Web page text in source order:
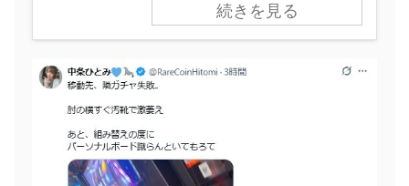
続きを見る